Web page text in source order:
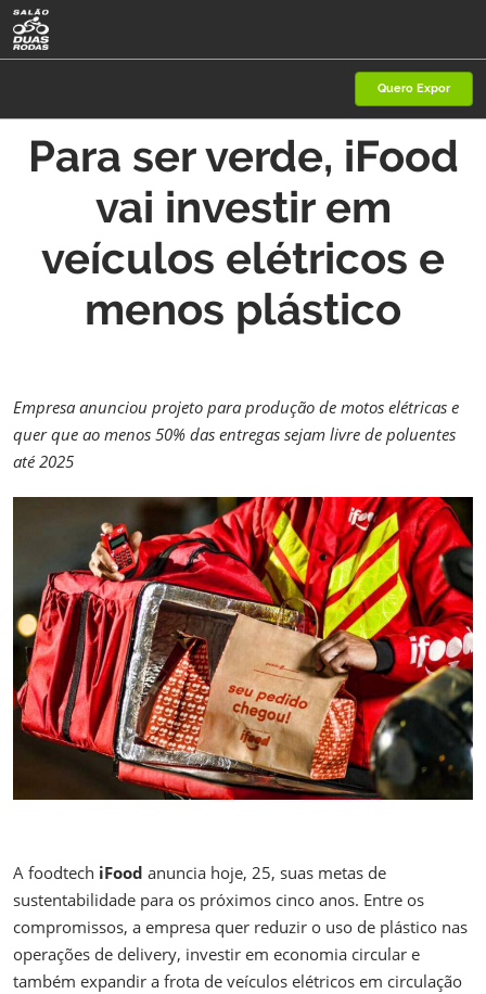
Pular
para
o
Quero Expor
Para ser verde, iFood
vai investir em
veículos elétricos e
menos plástico
Empresa anunciou projeto para produção de motos elétricas e
quer que ao menos 50% das entregas sejam livre de poluentes
até 2025
A foodtech iFood anuncia hoje, 25, suas metas de
sustentabilidade para os próximos cinco anos. Entre os
compromissos, a empresa quer reduzir o uso de plástico nas
operações de delivery, investir em economia circular e
também expandir a frota de veículos elétricos em circulação